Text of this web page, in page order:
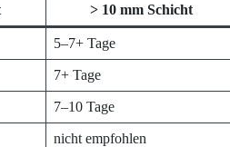
> 10 mm Schicht
5–7+ Tage
7+ Tage
7–10 Tage
nicht empfohlen